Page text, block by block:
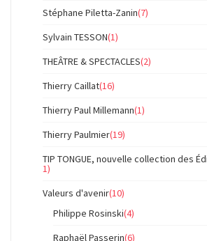
Stéphane Piletta-Zanin(7)
Sylvain TESSON(1)
THEÂTRE & SPECTACLES(2)
Thierry Caillat(16)
Thierry Paul Millemann(1)
Thierry Paulmier(19)
TIP TONGUE, nouvelle collection des
1)
Valeurs d'avenir(10)
Philippe Rosinski(4)
Raphaël Passerin(6)